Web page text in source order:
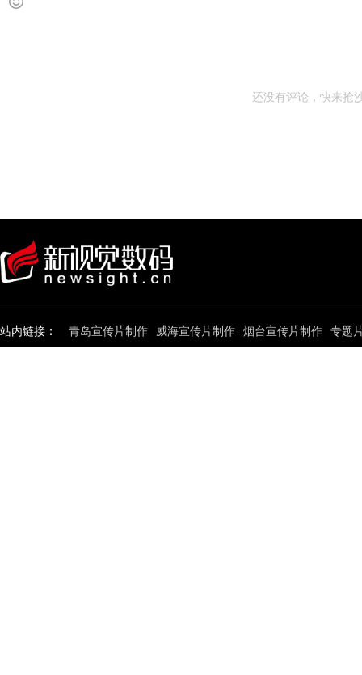
还没有评论，快来抢
站内链接： 青岛宣传片制作 威海宣传片制作 烟台宣传片制作 专题